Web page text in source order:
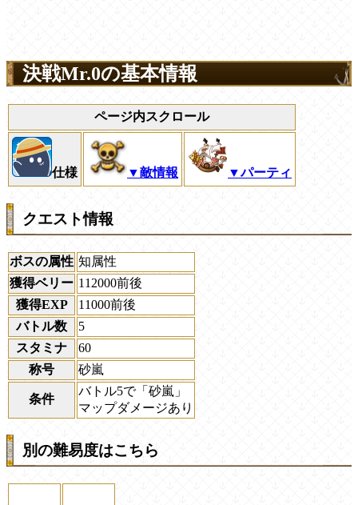
決戦Mr.0の基本情報
ページ内スクロール
仕様 ▼敵情報 ▼パーティ
クエスト情報
ボスの属性 知属性
獲得ベリー 112000前後
獲得EXP
11000前後
バトル数
5
スタミナ
60
称号
砂嵐
条件
バトル5で「砂嵐」
マップダメージあり
別の難易度はこちら